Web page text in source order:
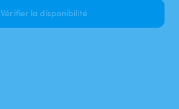
Vérifier la disponibilité